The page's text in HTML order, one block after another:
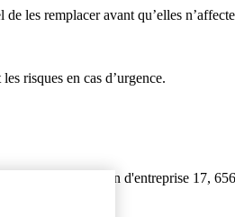
les remplacer avant qu’elles
risques en cas d’urgence.
Espace Europeen d'entreprise 17,